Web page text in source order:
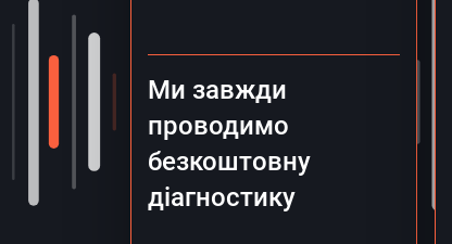
Ми завжди
проводимо
безкоштовну
діагностику